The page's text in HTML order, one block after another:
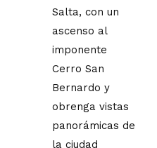
Salta, con un
ascenso al
imponente
Cerro San
Bernardo y
obrenga vistas
panorámicas de
la ciudad